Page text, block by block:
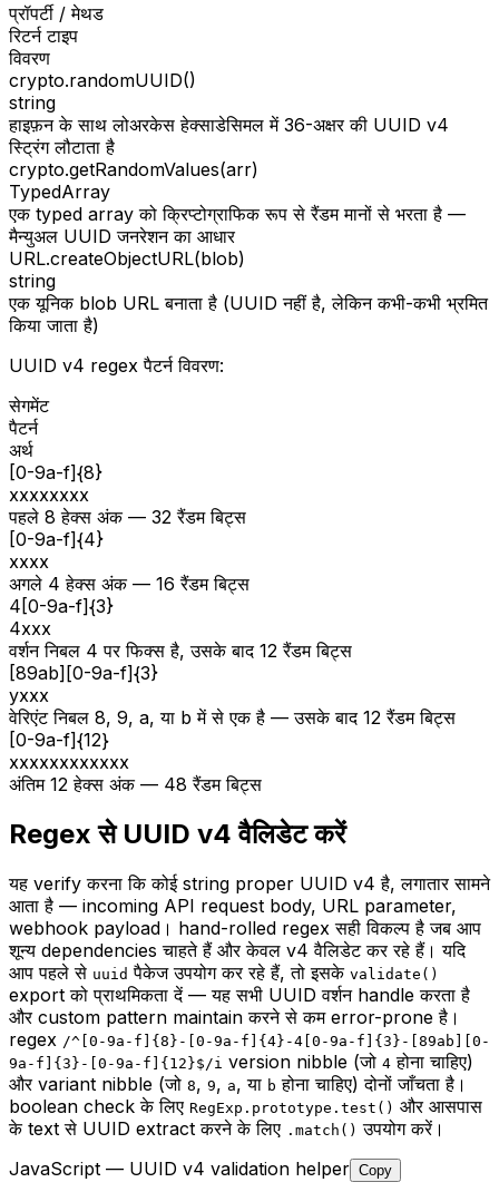
प्रॉपर्टी / मेथड
रिटर्न टाइप
विवरण
crypto.randomUUID()
string
हाइफ़न के साथ लोअरकेस हेक्साडेसिमल में 36-अक्षर की UUID v4
स्ट्रिंग लौटाता है
crypto.getRandomValues(arr)
TypedArray
एक typed array को क्रिप्टोग्राफिक रूप से रैंडम मानों से भरता है —
मैन्युअल UUID जनरेशन का आधार
URL.createObjectURL(blob)
string
एक यूनिक blob URL बनाता है (UUID नहीं है, लेकिन कभी-कभी भ्रमित
किया जाता है)
UUID v4 regex पैटर्न विवरण:
सेगमेंट
पैटर्न
अर्थ
[0-9a-f]{8}
xxxxxxxx
पहले 8 हेक्स अंक — 32 रैंडम बिट्स
[0-9a-f]{4}
xxxx
अगले 4 हेक्स अंक — 16 रैंडम बिट्स
4[0-9a-f]{3}
4xxx
वर्शन निबल 4 पर फिक्स है, उसके बाद 12 रैंडम बिट्स
[89ab][0-9a-f]{3}
yxxx
वेरिएंट निबल 8, 9, a, या b में से एक है — उसके बाद 12 रैंडम बिट्स
[0-9a-f]{12}
xxxxxxxxxxxx
अंतिम 12 हेक्स अंक — 48 रैंडम बिट्स
Regex से UUID v4 वैलिडेट करें
यह verify करना कि कोई string proper UUID v4 है, लगातार सामने
आता है — incoming API request body, URL parameter,
webhook payload। hand-rolled regex सही विकल्प है जब आप
शून्य dependencies चाहते हैं और केवल v4 वैलिडेट कर रहे हैं। यदि
आप पहले से uuid पैकेज उपयोग कर रहे हैं, तो इसके validate()
export को प्राथमिकता दें — यह सभी UUID वर्शन handle करता है
और custom pattern maintain करने से कम error-prone है।
regex /^[0-9a-f] {8} -[0-9a-f] {4} -4[0-9a-f] {3} -[89ab][0-
9a-f] {3} -[0-9a-f] {12}$/i version nibble (जो 4 होना चाहिए)
और variant nibble (जो 8, 9, a, या b होना चाहिए) दोनों जाँचता है।
boolean check के लिए RegExp.prototype.test() और आसपास
के text से UUID extract करने के लिए .match() उपयोग करें।
JavaScript — UUID v4 validation helper Copy